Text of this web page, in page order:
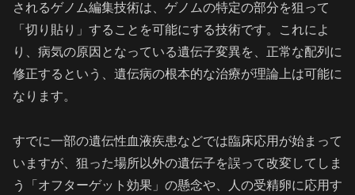
されるゲノム編集技術は、ゲノムの特定の部分を狙って
「切り貼り」することを可能にする技術です。これによ
り、病気の原因となっている遺伝子変異を、正常な配列に
修正するという、遺伝病の根本的な治療が理論上は可能に
なります。
すでに一部の遺伝性血液疾患などでは臨床応用が始まって
いますが、狙った場所以外の遺伝子を誤って改変してしま
う「オフターゲット効果」の懸念や、人の受精卵に応用す